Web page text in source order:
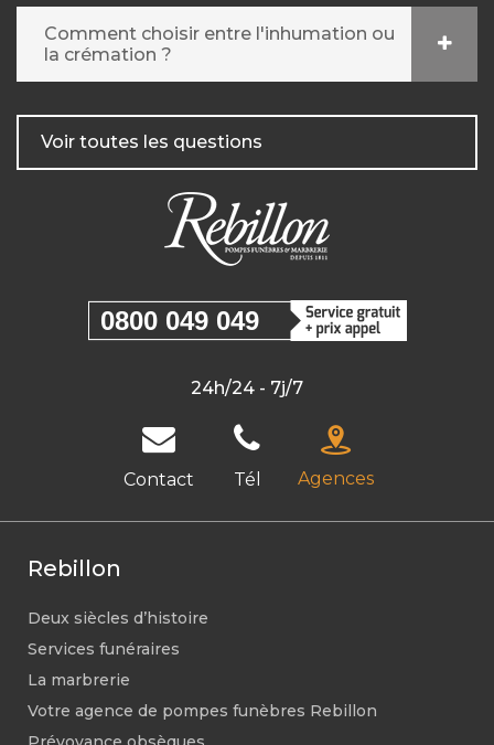
Comment choisir entre l'inhumation ou
la crémation ?
Voir toutes les questions
0800 049 049
24h/24 - 7j/7
Contact Tél Agences
Rebillon
Deux siècles d’histoire
Services funéraires
La marbrerie
Votre agence de pompes funèbres Rebillon